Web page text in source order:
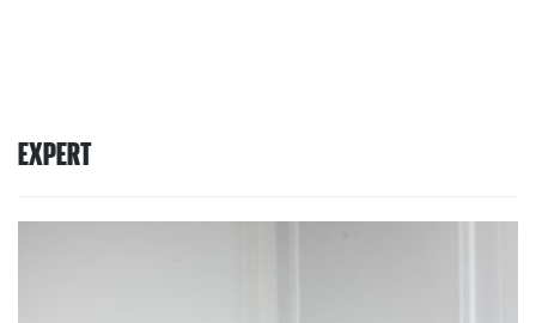
EXPERT